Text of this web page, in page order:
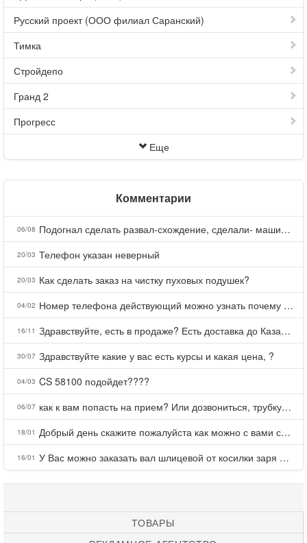
Русский проект (ООО филиал Саранский)
Тимка
Стройдепо
Гранд 2
Прогресс
Еще
Комментарии
06/08 Подогнал сделать развал-схождение, сделали- машина уходит на право и колеса проверил все хорошо с атмосферами ужас как можно делать авто, не ужели не берегут свою репутацию, не советую.
20/03 Телефон указан неверный
20/03 Как сделать заказ на чистку пуховых подушек?
04/02 Номер телефона действующий можно узнать почему номер неправельный
16/11 Здравствуйте, есть в продаже? Есть доставка до Казани?
30/07 Здравствуйте какие у вас есть курсы и какая цена, ?
04/03 CS 58100 подойдет????
06/07 как к вам попасть на прием? Или дозвониться, трубку не берете.
18/01 Добрый день скажите пожалуйста как можно с вами связаться . Телефон не отвечает .Заказала кухню в тц Хороший есть претензии а менеджер контактов не дает .Что делать?
16/01 У Вас можно заказать вал шлицевой от косилки заря для мтз, который соединяет мотоблок с косилкой.?
ТОВАРЫ